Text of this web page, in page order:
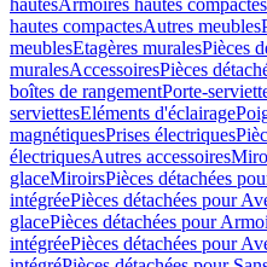
hautesArmoires hautes compactes
hautes compactesAutres meubles
meublesEtagères muralesPièces
muralesAccessoiresPièces
boîtes de rangementPorte-
serviettesEléments d'éclairage
magnétiquesPrises électriques
électriquesAutres accessoires
glaceMiroirsPièces détachées
intégréePièces détachées pour
glacePièces détachées pour
intégréePièces détachées pour